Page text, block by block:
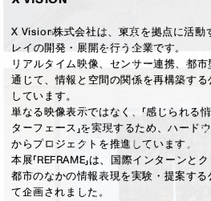
X Vision株式会社は、東京を拠点に活動
レイの開発・展開を行う企業です。
リアルタイム映像、センサー連携、都
通じて、情報と空間の関係を再構築す
しています。
単なる映像表示ではなく、「感じられる
ターフェース」を実現するため、ハード
からプロジェクトを推進しています。
本展「REFRAME」は、国際インターンと
都市のなかの情報表現を実験・提案す
て企画されました。